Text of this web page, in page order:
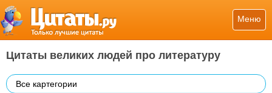
Меню
Цитаты великих людей про литературу
Все картегории